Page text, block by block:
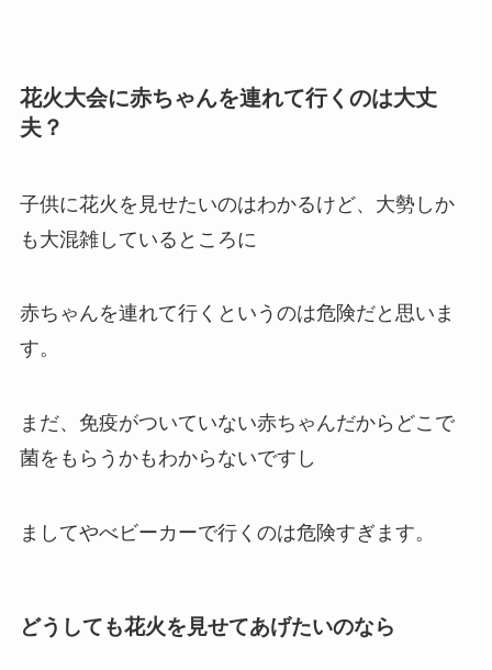
花火大会に赤ちゃんを連れて行くのは大丈
夫？
子供に花火を見せたいのはわかるけど、大勢しか
も大混雑しているところに
赤ちゃんを連れて行くというのは危険だと思いま
す。
まだ、免疫がついていない赤ちゃんだからどこで
菌をもらうかもわからないですし
ましてやべビーカーで行くのは危険すぎます。
どうしても花火を見せてあげたいのなら